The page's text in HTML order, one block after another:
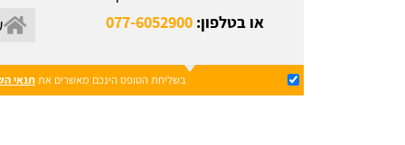
או בטלפון: 077-6052900
בשליחת הטופס הינכם מאשרים אתתנאי